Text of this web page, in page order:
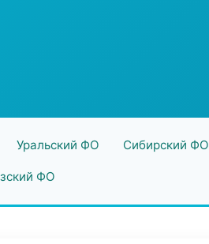
Уральский ФО Сибирский ФО
ФО